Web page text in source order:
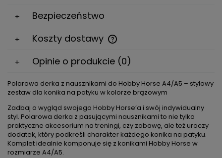
Bezpieczeństwo
Koszty dostawy
Cena nie zawiera ewentualnych kosztów płatności
Opinie o produkcie (0)
Polarowa derka z nausznikami do Hobby Horse A4/A5 – stylowy
zestaw dla konika na patyku w kolorze brązowym
Zadbaj o wygląd swojego Hobby Horse’a i swój indywidualny
styl. Polarowa derka z pasującymi nausznikami to nie tylko
praktyczne akcesorium na treningi, czy zabawę, ale też uroczy
dodatek, który podkreśli charakter każdego konika na patyku.
Komplet idealnie komponuje się z konikami Hobby Horse w
rozmiarze A4/A5.